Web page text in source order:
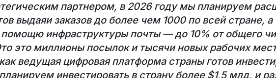
партнером, в 2026 году мы планируем
выдаяи заказов до более чем 1000 по всей стране, а
помощю инфраструктуры почты — до 10% от общего
это миллионы посылок и тысячи новых рабочих
ведущая цифровая платформа страны готов
инвестировать в страну более $1,5 млд, и